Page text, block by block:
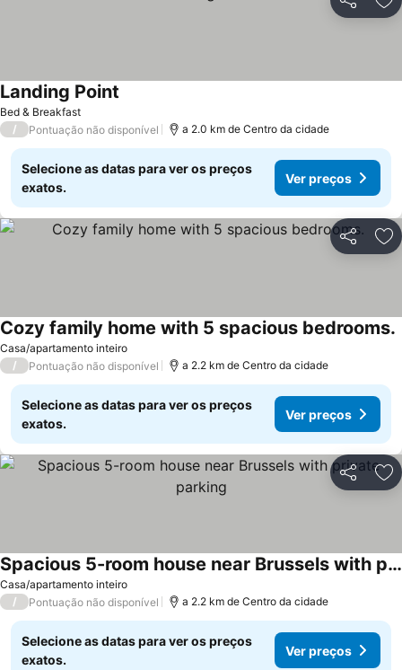
Partilhar
Bed & Breakfast
Landing Point
/ Pontuação não disponível a 2.0 km de Centro da cidade
Selecione as datas para ver os preços
exatos.
Ver preços
Partilhar
Casa/apartamento inteiro
Cozy family home with 5 spacious bedrooms.
/ Pontuação não disponível a 2.2 km de Centro da cidade
Selecione as datas para ver os preços
exatos.
Ver preços
Partilhar
Casa/apartamento inteiro
Spacious 5-room house near Brussels with private parking
/ Pontuação não disponível a 2.2 km de Centro da cidade
Selecione as datas para ver os preços
exatos.
Ver preços